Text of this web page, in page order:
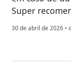
Super
30 de abril de 2026 •